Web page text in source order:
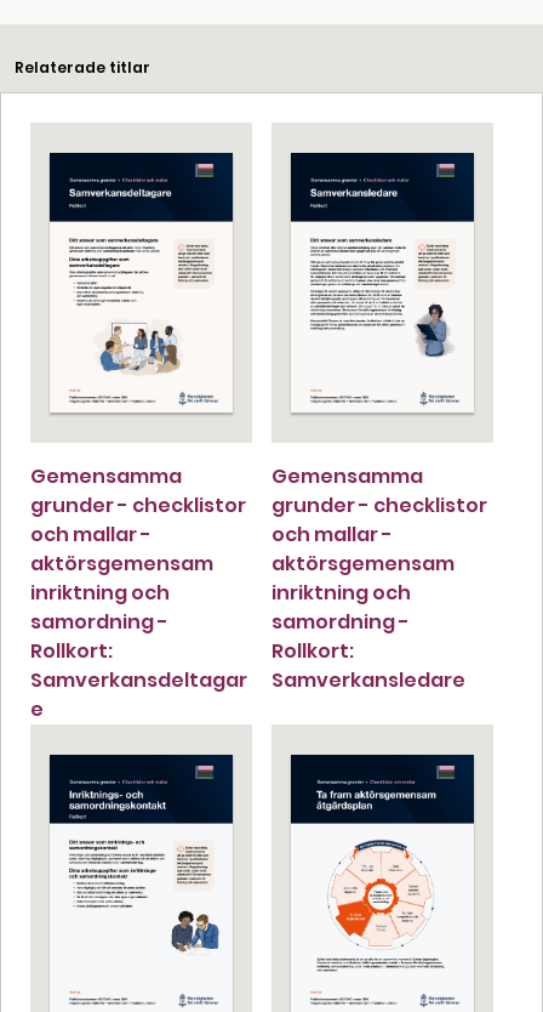
Relaterade titlar
Gemensamma
grunder - checklistor
och mallar -
aktörsgemensam
inriktning och
samordning -
Rollkort:
Samverkansdeltagar
e
Gemensamma
grunder - checklistor
och mallar -
aktörsgemensam
inriktning och
samordning -
Rollkort:
Samverkansledare